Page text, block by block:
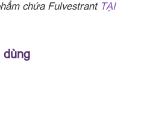
chứa Fulvestrant TẠI
dùng